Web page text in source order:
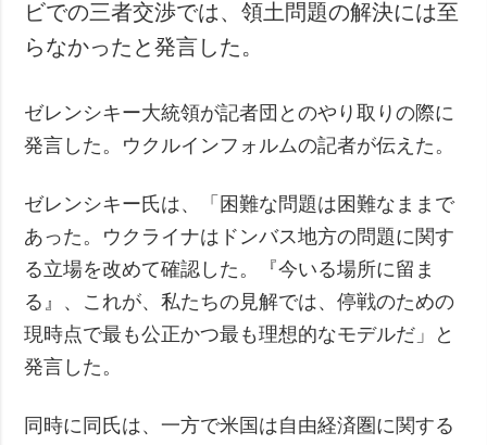
ビでの三者交渉では、領土問題の解決には至
らなかったと発言した。
ゼレンシキー大統領が記者団とのやり取りの際に
発言した。ウクルインフォルムの記者が伝えた。
ゼレンシキー氏は、「困難な問題は困難なままで
あった。ウクライナはドンバス地方の問題に関す
る立場を改めて確認した。『今いる場所に留ま
る』、これが、私たちの見解では、停戦のための
現時点で最も公正かつ最も理想的なモデルだ」と
発言した。
同時に同氏は、一方で米国は自由経済圏に関する